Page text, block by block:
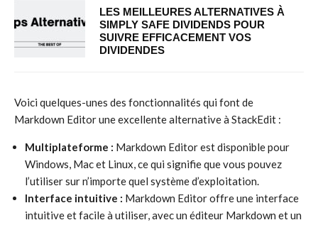
LES MEILLEURES ALTERNATIVES À
SIMPLY SAFE DIVIDENDS POUR
SUIVRE EFFICACEMENT VOS
DIVIDENDES
Voici quelques-unes des fonctionnalités qui font de
Markdown Editor une excellente alternative à StackEdit :
Multiplateforme : Markdown Editor est disponible pour
Windows, Mac et Linux, ce qui signifie que vous pouvez
l’utiliser sur n’importe quel système d’exploitation.
Interface intuitive : Markdown Editor offre une interface
intuitive et facile à utiliser, avec un éditeur Markdown et un